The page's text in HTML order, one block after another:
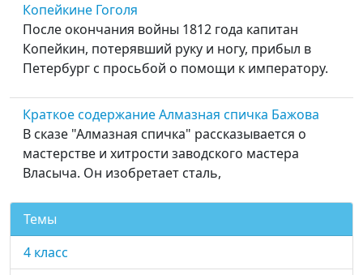
Копейкине Гоголя
После окончания войны 1812 года капитан
Копейкин, потерявший руку и ногу, прибыл в
Петербург с просьбой о помощи к императору.
Краткое содержание Алмазная спичка Бажова
В сказе "Алмазная спичка" рассказывается о
мастерстве и хитрости заводского мастера
Власыча. Он изобретает сталь,
Темы
4 класс